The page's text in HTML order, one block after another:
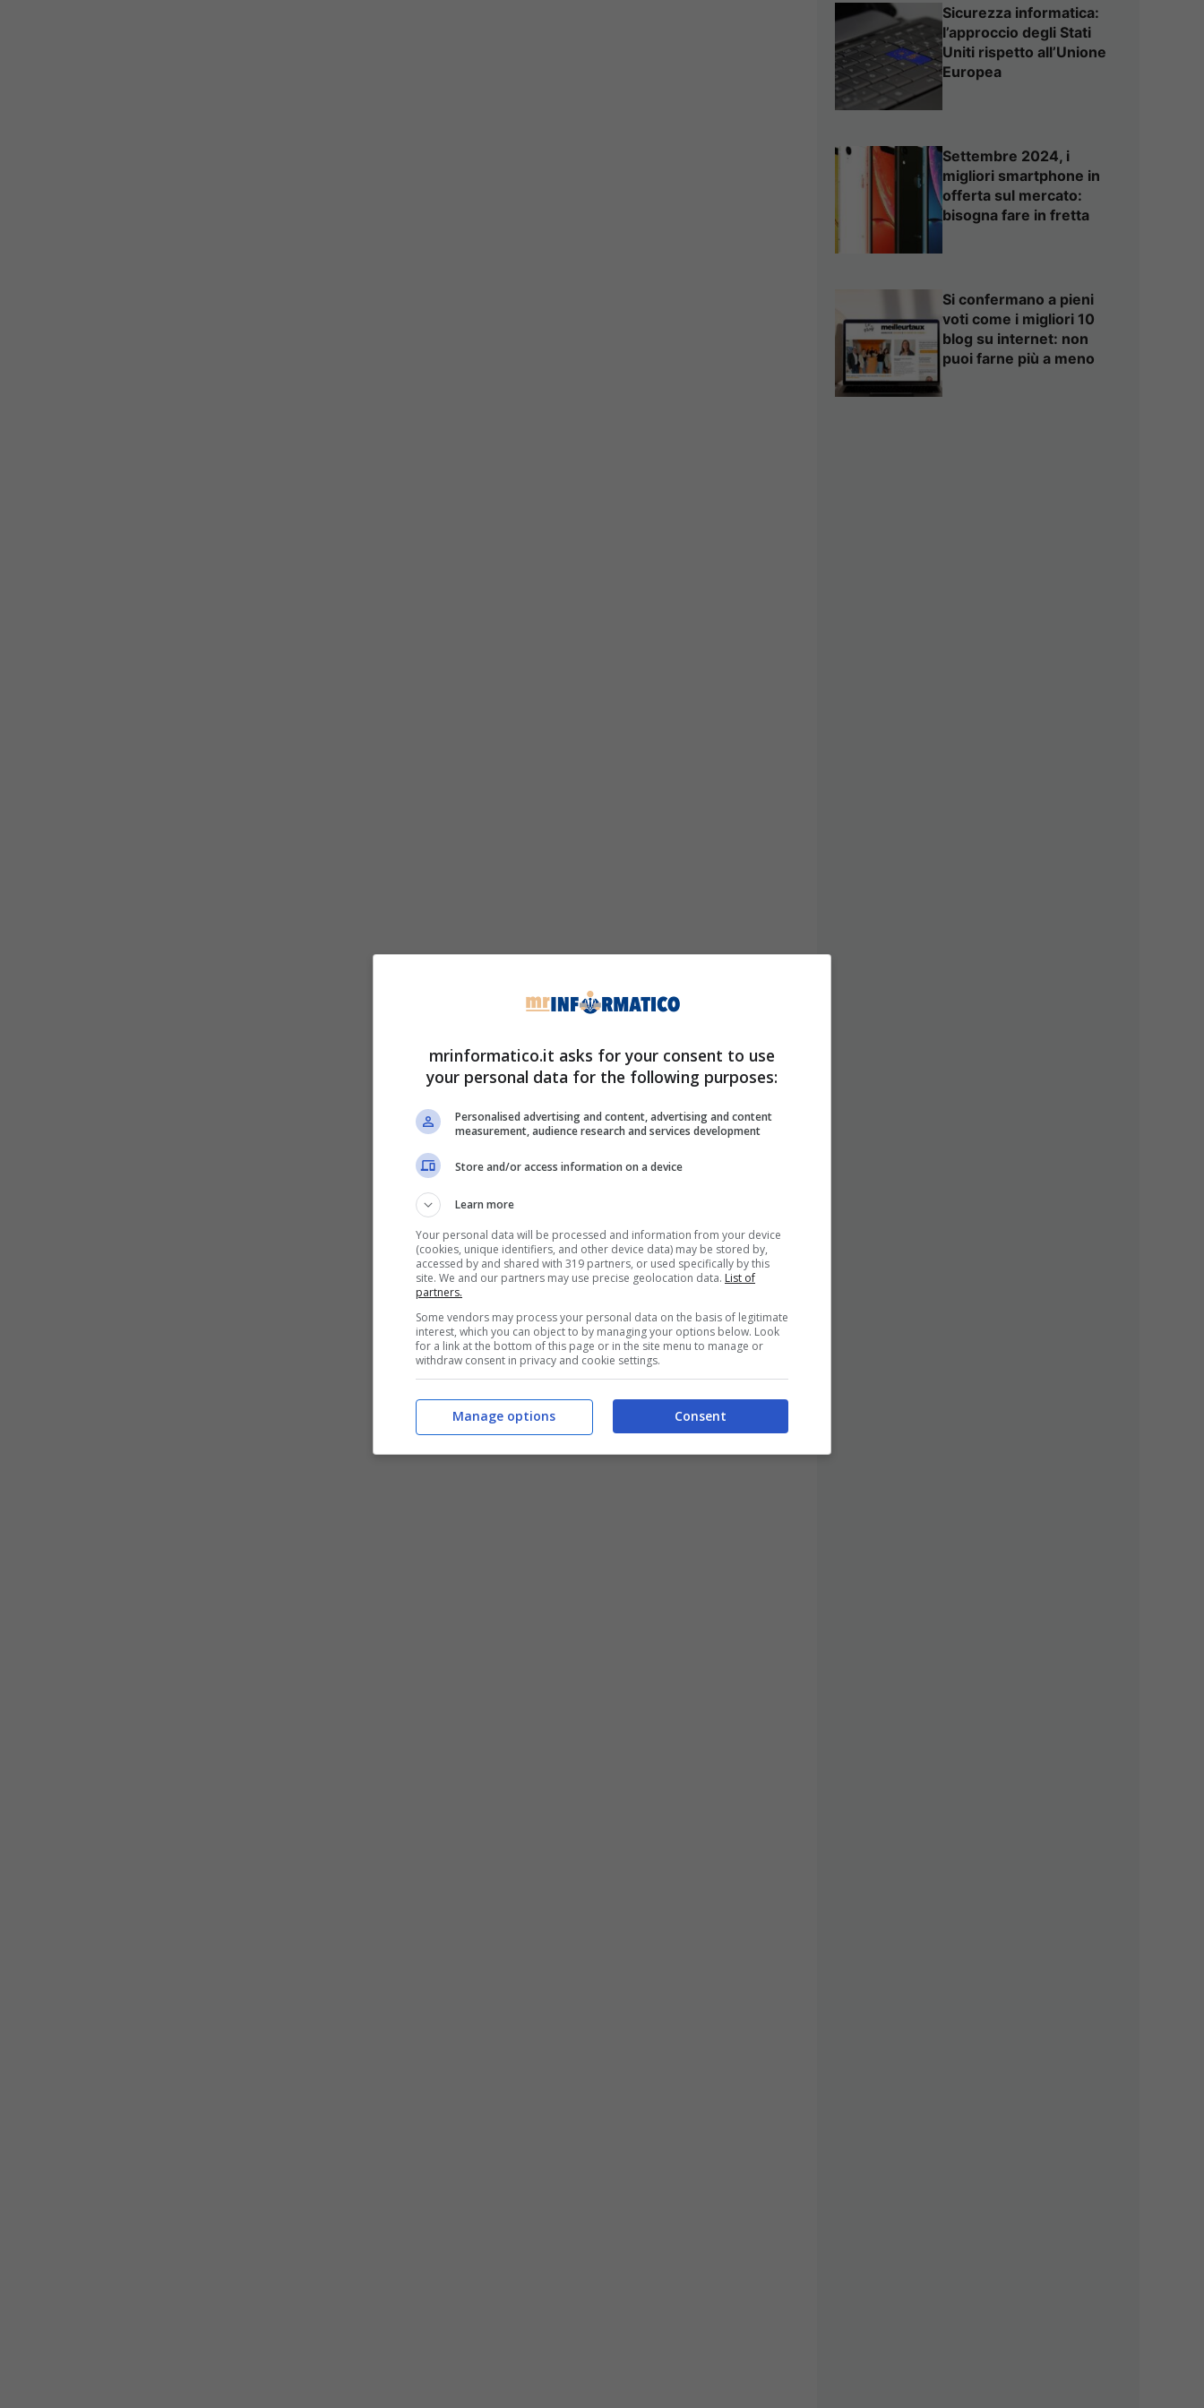
Sicurezza informatica:
l’approccio degli Stati
Uniti rispetto all’Unione
Europea
Settembre 2024, i
migliori smartphone in
offerta sul mercato:
bisogna fare in fretta
Si confermano a pieni
voti come i migliori 10
blog su internet: non
puoi farne più a meno
mrinformatico.it asks for your consent to use
your personal data for the following purposes:
Personalised advertising and content, advertising and content
measurement, audience research and services development
Store and/or access information on a device
Learn more
Your personal data will be processed and information from your device
(cookies, unique identifiers, and other device data) may be stored by,
accessed by and shared with 319 partners, or used specifically by this
site. We and our partners may use precise geolocation data. List of
partners.
Some vendors may process your personal data on the basis of legitimate
interest, which you can object to by managing your options below. Look
for a link at the bottom of this page or in the site menu to manage or
withdraw consent in privacy and cookie settings.
Consent
Manage options